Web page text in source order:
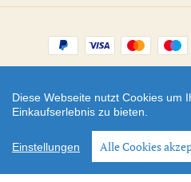
Zahlungsarten
Shop erstellt mit
VersaCommerce.
Diese Webseite nutzt Cookies um
Einkaufserlebnis zu bieten.
Einstellungen Alle Cookies